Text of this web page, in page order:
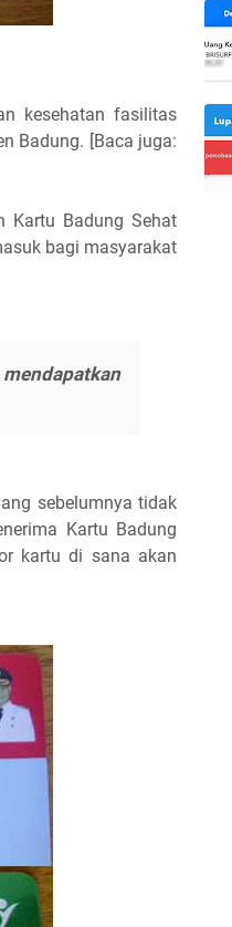
kesehatan fasilitas
Badung. [Baca juga:
Kartu Badung Sehat
bagi masyarakat
sebelumnya tidak
Kartu Badung
kartu di sana akan